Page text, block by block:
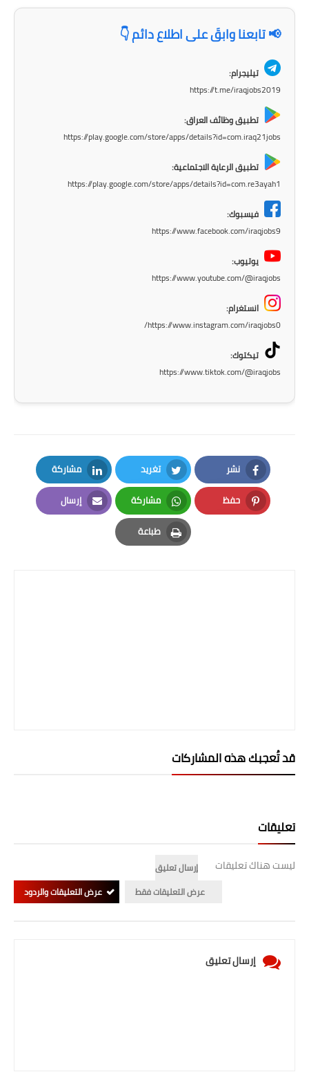
اخبار وقرارات وزارة التعليم
استمارة القبول المركزي
📢 تابعنا وابقَ على اطلاع دائم 👇
تيليجرام:
https://t.me/iraqjobs2019
تطبيق وظائف العراق:
https://play.google.com/store/apps/details?id=com.iraq21jobs
تطبيق الرعاية الاجتماعية:
https://play.google.com/store/apps/details?id=com.re3ayah1
فيسبوك:
https://www.facebook.com/iraqjobs9
يوتيوب:
https://www.youtube.com/@iraqjobs
انستغرام:
https://www.instagram.com/iraqjobs0/
تيكتوك:
https://www.tiktok.com/@iraqjobs
نشر
Facebook
تغريد
Twitter
مشاركة
LinkedIn
حفظ
Pinterest
مشاركة
Whatsapp
إرسال
Email
طباعة
Print
قد تُعجبك هذه المشاركات
تعليقات
ليست هناك تعليقات
إرسال تعليق
عرض التعليقات فقط
عرض التعليقات والردود
إرسال تعليق